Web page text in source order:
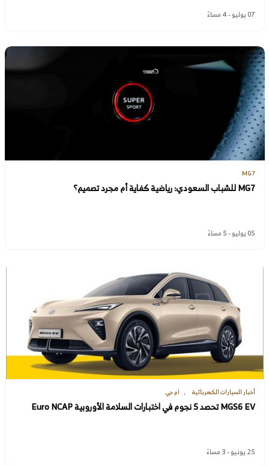
07 يوليو - 4 مساءً
MG7
MG7 للشباب السعودي: رياضية كفاية أم مجرد تصميم؟
05 يوليو - 5 مساءً
أخبار السيارات الكهربائية ام جي
MGS6 EV تحصد 5 نجوم في اختبارات السلامة الأوروبية Euro NCAP
25 يونيو - 3 مساءً